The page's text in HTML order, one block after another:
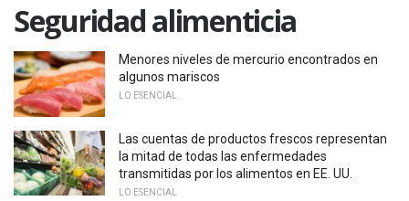
Seguridad alimenticia
Menores niveles de mercurio encontrados en
algunos mariscos
LO ESENCIAL
Las cuentas de productos frescos representan
la mitad de todas las enfermedades
transmitidas por los alimentos en EE. UU.
LO ESENCIAL